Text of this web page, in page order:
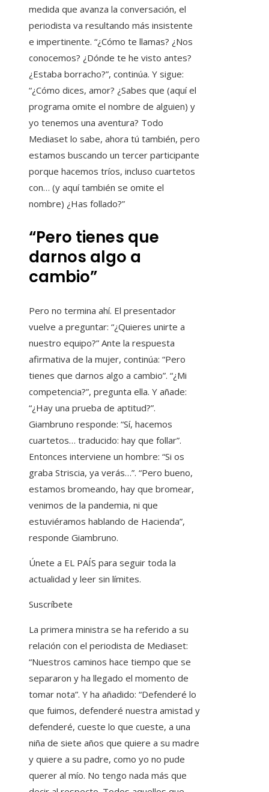
medida que avanza la conversación, el
periodista va resultando más insistente
e impertinente. “¿Cómo te llamas? ¿Nos
conocemos? ¿Dónde te he visto antes?
¿Estaba borracho?”, continúa. Y sigue:
“¿Cómo dices, amor? ¿Sabes que (aquí el
programa omite el nombre de alguien) y
yo tenemos una aventura? Todo
Mediaset lo sabe, ahora tú también, pero
estamos buscando un tercer participante
porque hacemos tríos, incluso cuartetos
con… (y aquí también se omite el
nombre) ¿Has follado?”
“Pero tienes que
darnos algo a
cambio”
Pero no termina ahí. El presentador
vuelve a preguntar: “¿Quieres unirte a
nuestro equipo?” Ante la respuesta
afirmativa de la mujer, continúa: “Pero
tienes que darnos algo a cambio”. “¿Mi
competencia?”, pregunta ella. Y añade:
“¿Hay una prueba de aptitud?”.
Giambruno responde: “Sí, hacemos
cuartetos… traducido: hay que follar”.
Entonces interviene un hombre: “Si os
graba Striscia, ya verás…”. “Pero bueno,
estamos bromeando, hay que bromear,
venimos de la pandemia, ni que
estuviéramos hablando de Hacienda”,
responde Giambruno.
Únete a EL PAÍS para seguir toda la
actualidad y leer sin límites.
Suscríbete
La primera ministra se ha referido a su
relación con el periodista de Mediaset:
“Nuestros caminos hace tiempo que se
separaron y ha llegado el momento de
tomar nota”. Y ha añadido: “Defenderé lo
que fuimos, defenderé nuestra amistad y
defenderé, cueste lo que cueste, a una
niña de siete años que quiere a su madre
y quiere a su padre, como yo no pude
querer al mío. No tengo nada más que